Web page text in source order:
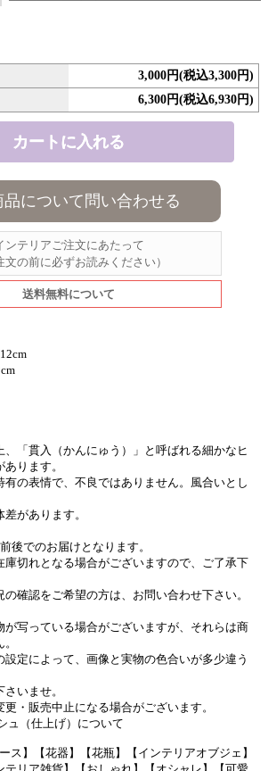
3,000円(税込3,300円)
6,300円(税込6,930円)
品について問い合わせる
ンテリアご注文にあたって
文の前に必ずお読みください）
送料無料について
「貫入（かんにゅう）」と呼ばれる細かなヒ
ります。
有の表情で、不良ではありません。風合いとし
があります。
後でのお届けとなります。
切れとなる場合がございますので、ご了承下
確認をご希望の方は、お問い合わせ下さい。
写っている場合がございますが、それらは商
定によって、画像と実物の色合いが多少違う
いませ。
・販売中止になる場合がございます。
ス】【花器】【花瓶】【インテリアオブジェ】